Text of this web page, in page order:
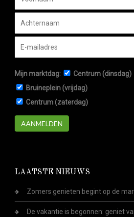
Mijn marktdag:
Centrum (dinsdag)
Bruineplein (vrijdag)
Centrum (zaterdag)
AANMELDEN
LAATSTE NIEUWS
Zomers genieten begint op de
De vakantie is begonnen: geniet